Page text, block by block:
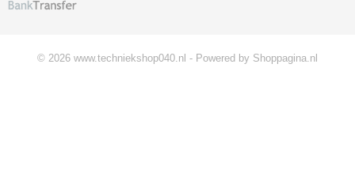
© 2026 www.techniekshop040.nl - Powered by Shoppagina.nl